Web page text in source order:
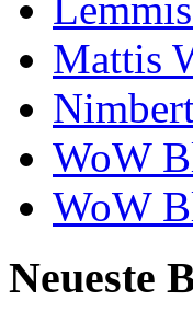
Mattis
WoW
WoW
Neueste